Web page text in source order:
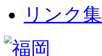
リンク集